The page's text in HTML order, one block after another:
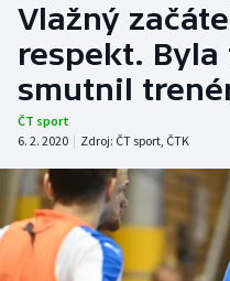
Hokej
Tenis
Atletika
Cyklistika
DALŠÍ SPORTY
Vlažný
respekt.
smutnil
ČT sport
6. 2. 2020 | Zdroj: ČT sport, ČTK